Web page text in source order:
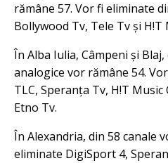
rămâne 57. Vor fi eliminate
Bollywood Tv, Tele Tv și H!T
În Alba Iulia, Câmpeni și
analogice vor rămâne 54.
TLC, Speranța Tv, H!T Music
Etno Tv.
În Alexandria, din 58 canale
eliminate DigiSport 4,